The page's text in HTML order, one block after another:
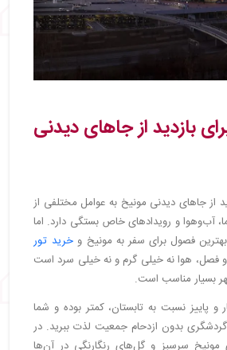
بازدید از جاهای دیدنی
از جاهای دیدنی مونیخ به عوامل مختلفی از
آب‌وهوا و رویدادهای خاص بستگی دارد. اما
بهترین فصول برای سفر به مونیخ و خرید تور
فصل، هوا نه خیلی گرم و نه خیلی سرد است
بسیار مناسب است.
و پاییز نسبت به تابستان، کمتر بوده و شما
گردشگری بدون ازدحام جمعیت لذت ببرید. در
مونیخ سرسبز و گل‌های رنگارنگی در آن‌ها